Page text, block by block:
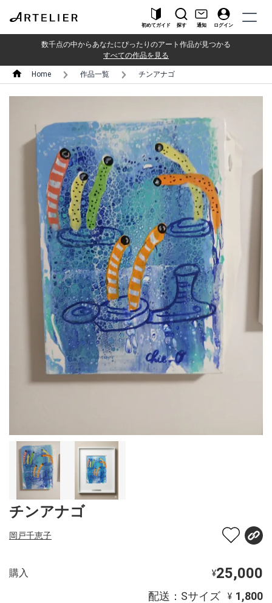
初めてガイド 探す 通知 ログイン
数千点の中からあなたにぴったりのアート作品が見つかる
すべての作品を見る
Home 作品一覧 チンアナゴ
チンアナゴ
岡戸千恵子
購入 ¥25,000
配送：Sサイズ ¥ 1,800